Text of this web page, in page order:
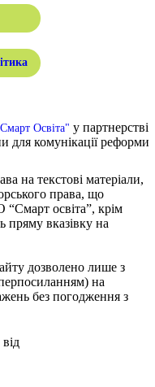
Освіта" у партнерстві
для комунікації реформи
на текстові матеріали,
права, що
“Смарт освіта”, крім
пряму вказівку на
дозволено лише з
на
без погодження з